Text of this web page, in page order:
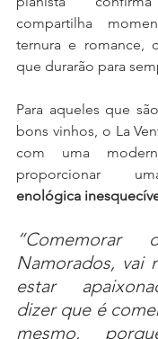
compartilha
ternura e romance,
que durarão para
Para aqueles que
bons vinhos, o La
com uma
proporcionar
enológica
Namorados, vai
estar
dizer que é
mesmo,